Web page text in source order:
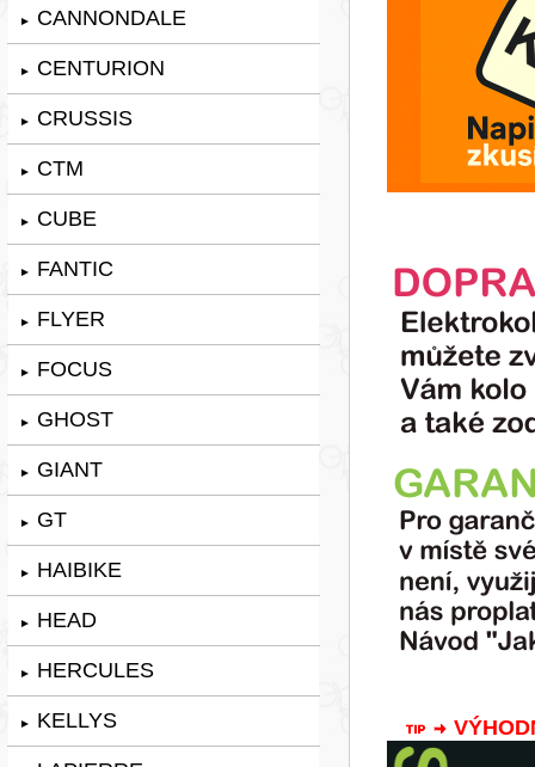
► CANNONDALE
► CENTURION
► CRUSSIS
► CTM
► CUBE
► FANTIC
► FLYER
► FOCUS
► GHOST
► GIANT
► GT
► HAIBIKE
► HEAD
► HERCULES
► KELLYS